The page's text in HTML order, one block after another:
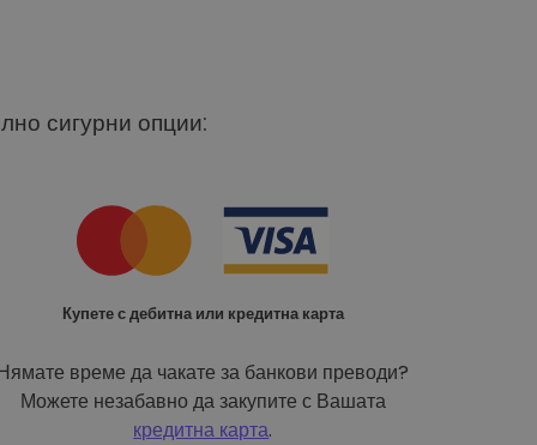
сигурни опции:
Купете с дебитна или кредитна карта
време да чакате за банкови преводи?
Можете незабавно да закупите с Вашата
кредитна карта.